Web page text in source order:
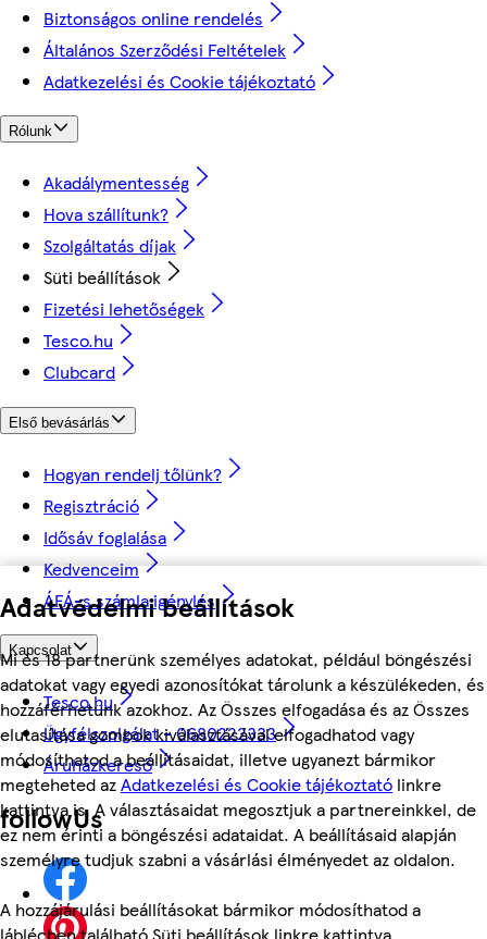
Adatvédelmi beállítások
Mi és 18 partnerünk személyes adatokat, például böngészési
adatokat vagy egyedi azonosítókat tárolunk a készülékeden, és
hozzáférhetünk azokhoz. Az Összes elfogadása és az Összes
elutasítása gombok kiválasztásával elfogadhatod vagy
módosíthatod a beállításaidat, illetve ugyanezt bármikor
megteheted azAdatkezelési és Cookie tájékoztató linkre
kattintva is. A választásaidat megosztjuk a partnereinkkel, de
ez nem érinti a böngészési adataidat. A beállításaid alapján
személyre tudjuk szabni a vásárlási élményedet az oldalon.
A hozzájárulási beállításokat bármikor módosíthatod a
láblécben található Süti beállítások linkre kattintva.
Biztonságos online rendelés
Általános Szerződési Feltételek
Adatkezelési és Cookie tájékoztató
Rólunk
Akadálymentesség
Hova szállítunk?
Szolgáltatás díjak
Süti beállítások
Fizetési lehetőségek
Tesco.hu
Clubcard
Első bevásárlás
Hogyan rendelj tőlünk?
Regisztráció
Idősáv foglalása
Kedvenceim
ÁFÁ-s számla igénylés
Kapcsolat
Tesco.hu
Ügyfélszolgálat - 0680222333
Áruházkereső
followUs